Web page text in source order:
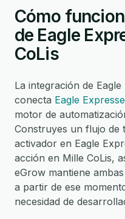
Cómo
de Eagle
CoLis
La integración de
conecta Eagle Expresse
motor de
Construyes un flujo de
activador en Eagle
acción en Mille CoLis,
eGrow mantiene
a partir de ese
necesidad de